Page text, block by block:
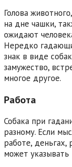
Голова
на дне чашки,
ожидают
Нередко
знак в виде
замужество,
многое другое.
Работа
Собака при
разному. Если
работе, деньгах,
может указывать